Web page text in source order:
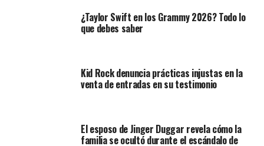
¿Taylor Swift en los Grammy 2026? Todo lo
que debes saber
Kid Rock denuncia prácticas injustas en la
venta de entradas en su testimonio
El esposo de Jinger Duggar revela cómo la
familia se ocultó durante el escándalo de